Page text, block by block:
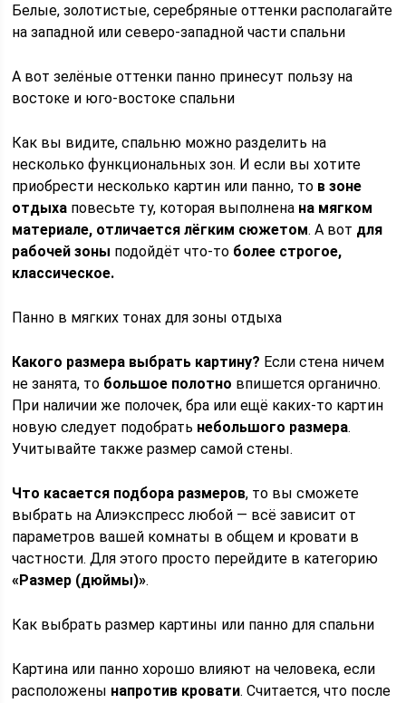
Белые, золотистые, серебряные оттенки располагайте
на западной или северо-западной части спальни
А вот зелёные оттенки панно принесут пользу на
востоке и юго-востоке спальни
Как вы видите, спальню можно разделить на
несколько функциональных зон. И если вы хотите
приобрести несколько картин или панно, то в зоне
отдыха повесьте ту, которая выполнена на мягком
материале, отличается лёгким сюжетом. А вот для
рабочей зоны подойдёт что-то более строгое,
классическое.
Панно в мягких тонах для зоны отдыха
Какого размера выбрать картину? Если стена ничем
не занята, то большое полотно впишется органично.
При наличии же полочек, бра или ещё каких-то картин
новую следует подобрать небольшого размера.
Учитывайте также размер самой стены.
Что касается подбора размеров, то вы сможете
выбрать на Алиэкспресс любой — всё зависит от
параметров вашей комнаты в общем и кровати в
частности. Для этого просто перейдите в категорию
«Размер (дюймы)».
Как выбрать размер картины или панно для спальни
Картина или панно хорошо влияют на человека, если
расположены напротив кровати. Считается, что после